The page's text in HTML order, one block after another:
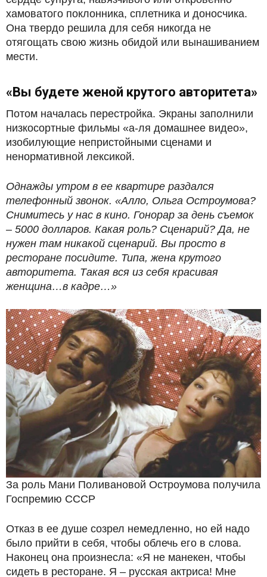
хамоватого поклонника, сплетника и доносчика.
Она твердо решила для себя никогда не
отягощать свою жизнь обидой или вынашиванием
мести.
«Вы будете женой крутого авторитета»
Потом началась перестройка. Экраны заполнили
низкосортные фильмы «а-ля домашнее видео»,
изобилующие непристойными сценами и
ненормативной лексикой.
Однажды утром в ее квартире раздался
телефонный звонок. «Алло, Ольга Остроумова?
Снимитесь у нас в кино. Гонорар за день съемок
– 5000 долларов. Какая роль? Сценарий? Да, не
нужен там никакой сценарий. Вы просто в
ресторане посидите. Типа, жена крутого
авторитета. Такая вся из себя красивая
женщина…в кадре…»
За роль Мани Поливановой Остроумова получила
Госпремию СССР
Отказ в ее душе созрел немедленно, но ей надо
было прийти в себя, чтобы облечь его в слова.
Наконец она произнесла: «Я не манекен, чтобы
сидеть в ресторане. Я – русская актриса! Мне